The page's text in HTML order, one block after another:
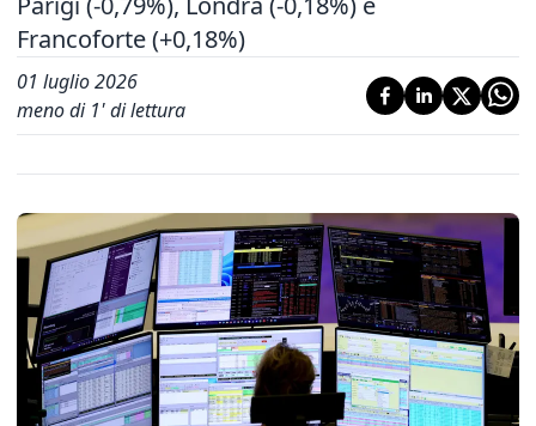
Francoforte (+0,18%)
01 luglio 2026
meno di 1' di lettura